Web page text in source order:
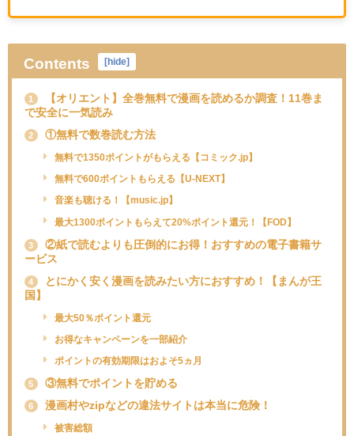
Contents hide
1
【オリエント】全巻無料で漫画を読めるか調査！11巻ま
で安全に一気読み
2 ①無料で数巻読む方法
無料で1350ポイントがもらえる【コミック.jp】
無料で600ポイントもらえる【U-NEXT】
音楽も聴ける！【music.jp】
最大1300ポイントもらえて20%ポイント還元！【FOD】
3
②紙で読むよりも圧倒的にお得！おすすめの電子書籍サ
ービス
4
とにかく安く漫画を読みたい方におすすめ！【まんが王
国】
最大50％ポイント還元
お得なキャンペーンを一部紹介
ポイントの有効期限はおよそ5ヵ月
5 ③無料でポイントを貯める
6 漫画村やzipなどの違法サイトは本当に危険！
被害総額